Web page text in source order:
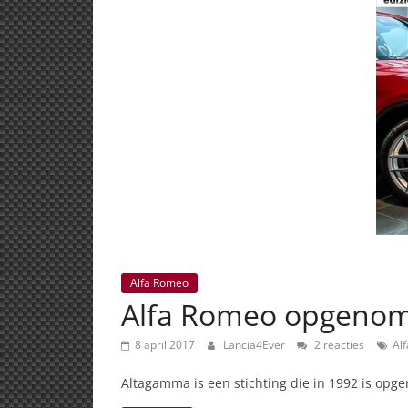
Alfa Romeo
Alfa Romeo
8 april 2017 Lancia4Ever 2 reacties
Altagamma is een stichting die in 1992 is